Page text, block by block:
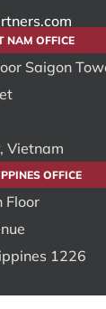
NAM OFFICE
Saigon
Vietnam
OFFICE
Floor
1226